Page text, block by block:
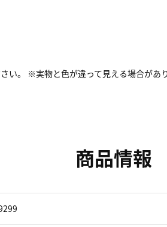
。 ※実物と色が違って見える場合があ
商品情報